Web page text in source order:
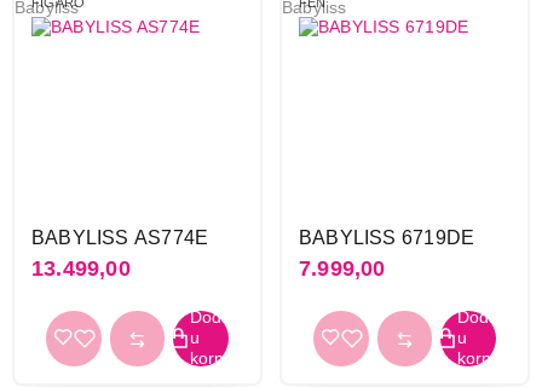
BABYLISS AS774E
13.499,00
BABYLISS 6719DE
7.999,00